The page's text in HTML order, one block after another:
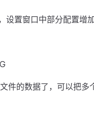
设置窗口中部分配置增
件的数据了，可以把多